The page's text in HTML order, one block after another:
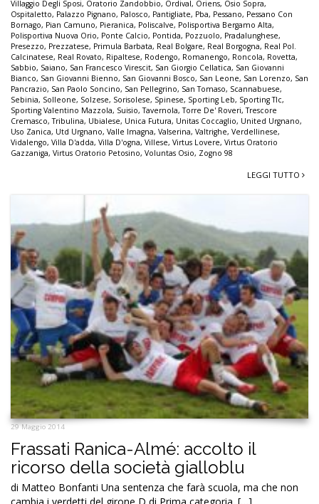
Villaggio Degli Sposi, Oratorio Zandobbio, Ordival, Oriens, Osio Sopra,
Ospitaletto, Palazzo Pignano, Palosco, Pantigliate, Pba, Pessano, Pessano Con
Bornago, Pian Camuno, Pieranica, Poliscalve, Polisportiva Bergamo Alta,
Polisportiva Nuova Orio, Ponte Calcio, Pontida, Pozzuolo, Pradalunghese,
Presezzo, Prezzatese, Primula Barbata, Real Bolgare, Real Borgogna, Real Pol.
Calcinatese, Real Rovato, Ripaltese, Rodengo, Romanengo, Roncola, Rovetta,
Sabbio, Saiano, San Francesco Virescit, San Giorgio Cellatica, San Giovanni
Bianco, San Giovanni Bienno, San Giovanni Bosco, San Leone, San Lorenzo, San
Pancrazio, San Paolo Soncino, San Pellegrino, San Tomaso, Scannabuese,
Sebinia, Solleone, Solzese, Sorisolese, Spinese, Sporting Leb, Sporting Tlc,
Sporting Valentino Mazzola, Suisio,Tavernola,Torre De' Roveri,Trescore
Cremasco,Tribulina, Ubialese, Unica Futura, Unitas Coccaglio, United Urgnano,
Uso Zanica, Utd Urgnano, Valle Imagna, Valserina, Valtrighe, Verdellinese,
Vidalengo, Villa D'adda, Villa D'ogna, Villese, Virtus Lovere, Virtus Oratorio
Gazzaniga, Virtus Oratorio Petosino, Voluntas Osio, Zogno 98
LEGGI TUTTO
29 Maggio 2014
Frassati Ranica-Almé: accolto il
ricorso della società gialloblu
di Matteo Bonfanti Una sentenza che farà scuola, ma che non
cambia i verdetti del girone D di Prima categoria. […]